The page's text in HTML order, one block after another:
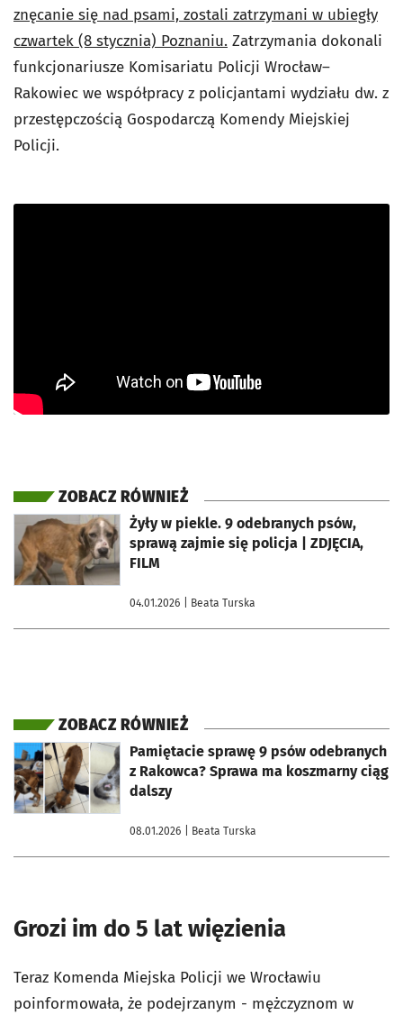
znęcanie się nad psami, zostali zatrzymani w ubiegły
czwartek (8 stycznia) Poznaniu. Zatrzymania dokonali
funkcjonariusze Komisariatu Policji Wrocław–
Rakowiec we współpracy z policjantami wydziału dw. z
przestępczością Gospodarczą Komendy Miejskiej
Policji.
ZOBACZ RÓWNIEŻ
Żyły w piekle. 9 odebranych psów,
sprawą zajmie się policja | ZDJĘCIA,
FILM
04.01.2026 | Beata Turska
otworzy się w nowej karcie
ZOBACZ RÓWNIEŻ
Pamiętacie sprawę 9 psów odebranych
z Rakowca? Sprawa ma koszmarny ciąg
dalszy
08.01.2026 | Beata Turska
otworzy się w nowej karcie
Grozi im do 5 lat więzienia
Teraz Komenda Miejska Policji we Wrocławiu
poinformowała, że podejrzanym - mężczyznom w